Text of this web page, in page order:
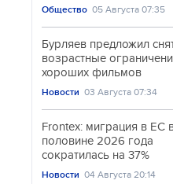
Общество 05 Августа 07:35
Бурляев предложил
возрастные
хороших фильмов
Новости 03 Августа 07:34
Frontex: миграция в ЕС
половине 2026 года
сократилась на 37%
Новости 04 Августа 20:14